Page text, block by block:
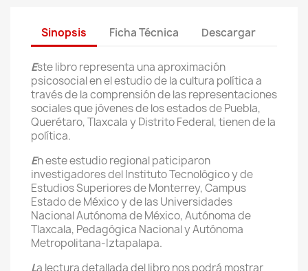
Sinopsis Ficha Técnica Descargar
Este libro representa una aproximación
psicosocial en el estudio de la cultura política a
través de la comprensión de las representaciones
sociales que jóvenes de los estados de Puebla,
Querétaro, Tlaxcala y Distrito Federal, tienen de la
política.
En este estudio regional paticiparon
investigadores del Instituto Tecnológico y de
Estudios Superiores de Monterrey, Campus
Estado de México y de las Universidades
Nacional Autónoma de México, Autónoma de
Tlaxcala, Pedagógica Nacional y Autónoma
Metropolitana-Iztapalapa.
La lectura detallada del libro nos podrá mostrar